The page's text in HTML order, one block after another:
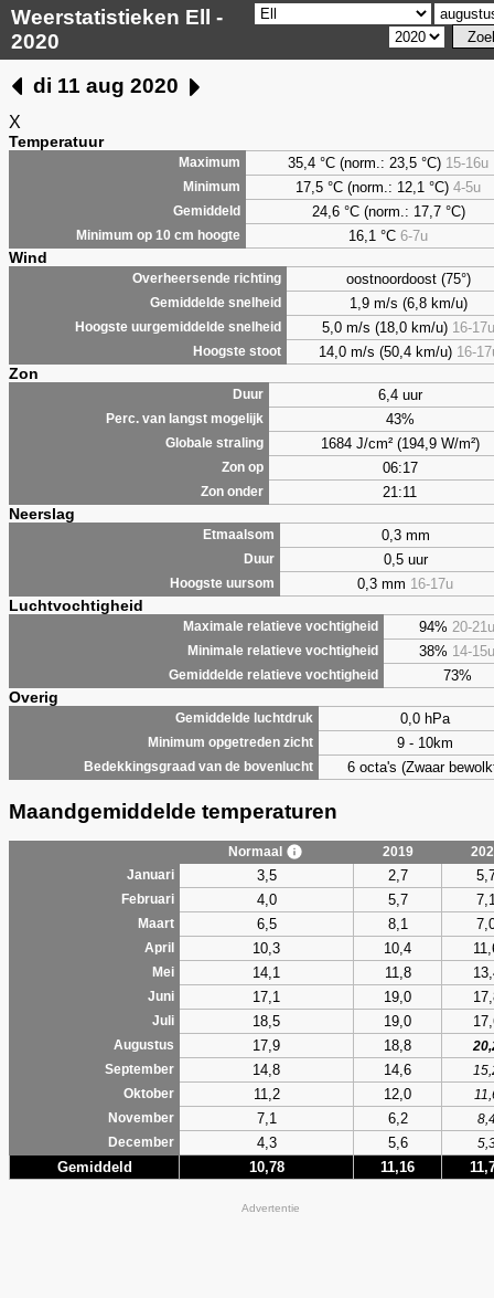
Weerstatistieken Ell -
2020
di 11 aug 2020
X
Temperatuur
Maximum 35,4 °C (norm.: 23,5 °C) 15-16u
Minimum 17,5 °C (norm.: 12,1 °C) 4-5u
Gemiddeld 24,6 °C (norm.: 17,7 °C)
Minimum op 10 cm hoogte 16,1 °C 6-7u
Wind
Overheersende richting oostnoordoost (75°)
Gemiddelde snelheid 1,9 m/s (6,8 km/u)
Hoogste uurgemiddelde snelheid 5,0 m/s (18,0 km/u) 16-17u
Hoogste stoot 14,0 m/s (50,4 km/u) 16-
Zon
Duur 6,4 uur
Perc. van langst mogelijk 43%
Globale straling 1684 J/cm² (194,9 W/m²)
Zon op 06:17
Zon onder 21:11
Neerslag
Etmaalsom 0,3 mm
Duur 0,5 uur
Hoogste uursom 0,3 mm 16-17u
Luchtvochtigheid
Maximale relatieve vochtigheid 94% 20-21u
Minimale relatieve vochtigheid 38% 14-15u
Gemiddelde relatieve vochtigheid 73%
Overig
Gemiddelde luchtdruk 0,0 hPa
Minimum opgetreden zicht 9 - 10km
Bedekkingsgraad van de bovenlucht 6 octa's (Zwaar
Maandgemiddelde temperaturen
Normaal 2019
Januari
3,5 2,7
Februari 4,0 5,7
Maart 6,5 8,1
April 10,3 10,4
Mei 14,1 11,8
Juni 17,1 19,0
Juli 18,5 19,0
Augustus 17,9 18,8
September
14,8 14,6
Oktober
11,2 12,0
November
7,1 6,2
December
4,3 5,6
Gemiddeld 10,78 11,16
Advertentie